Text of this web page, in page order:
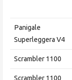
Panigale
Superleggera V4
Scrambler 1100
Scrambler 1100